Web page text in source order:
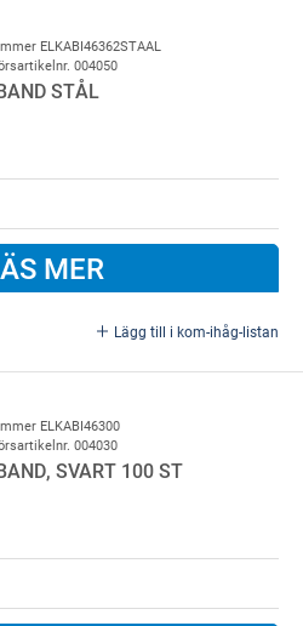
ELKABI46362STAAL
004050
STÅL
MER
Lägg till i kom-ihåg-listan
ELKABI46300
004030
SVART 100 ST